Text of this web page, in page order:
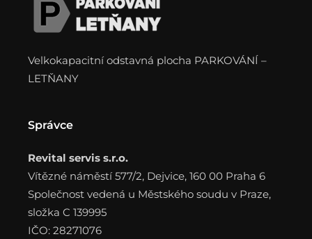
Velkokapacitní odstavná plocha PARKOVÁNÍ –
LETŇANY
Správce
Revital servis s.r.o.
Vítězné náměstí 577/2, Dejvice, 160 00 Praha 6
Společnost vedená u Městského soudu v Praze,
složka C 139995
IČO: 28271076